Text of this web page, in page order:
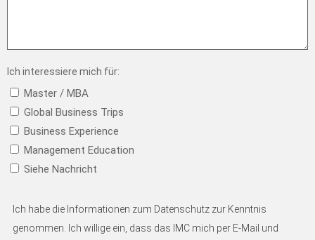
Ich interessiere mich für:
Master / MBA
Global Business Trips
Business Experience
Management Education
Siehe Nachricht
(Pflicht)
Ich habe die Informationen zum Datenschutz zur Kenntnis
genommen. Ich willige ein, dass das IMC mich per E-Mail und